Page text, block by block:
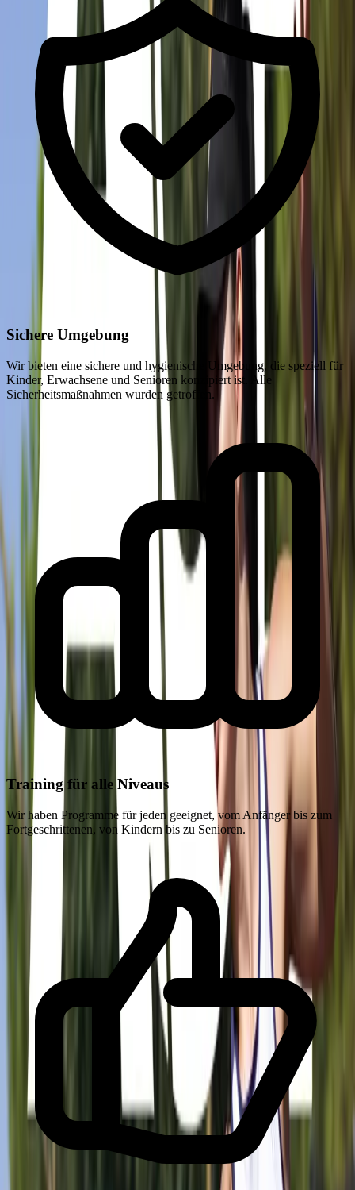
Sichere Umgebung
Wir bieten eine sichere und hygienische Umgebung, die speziell für
Kinder, Erwachsene und Senioren konzipiert ist. Alle
Sicherheitsmaßnahmen wurden getroffen.
Training für alle Niveaus
Wir haben Programme für jeden geeignet, vom Anfänger bis zum
Fortgeschrittenen, von Kindern bis zu Senioren.